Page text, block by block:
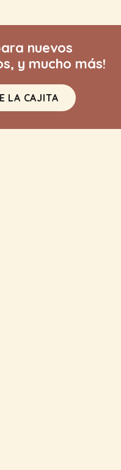
nuevos
y mucho más!
LA CAJITA